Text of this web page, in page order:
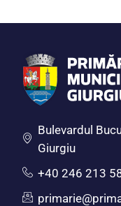
Bulevardul
Giurgiu
+40 246 213